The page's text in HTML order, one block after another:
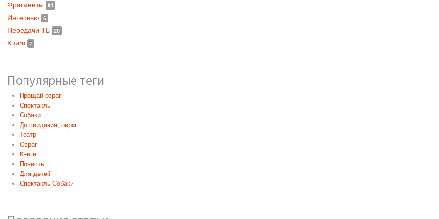
Фрагменты 84
Интервью 6
Передачи ТВ 20
Книги 7
Популярные теги
Прощай овраг
Спектакль
Собаки
До свидания, овраг
Театр
Овраг
Книги
Повесть
Для детей
Спектакль Собаки